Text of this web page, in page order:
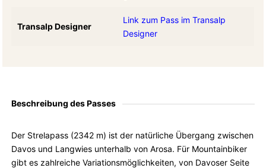
Transalp Designer
Link zum Pass im Transalp
Designer
Beschreibung des Passes
Der Strelapass (2342 m) ist der natürliche Übergang zwischen
Davos und Langwies unterhalb von Arosa. Für Mountainbiker
gibt es zahlreiche Variationsmöglichkeiten, von Davoser Seite